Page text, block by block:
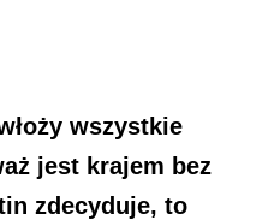
wszystkie
jest krajem bez
zdecyduje, to